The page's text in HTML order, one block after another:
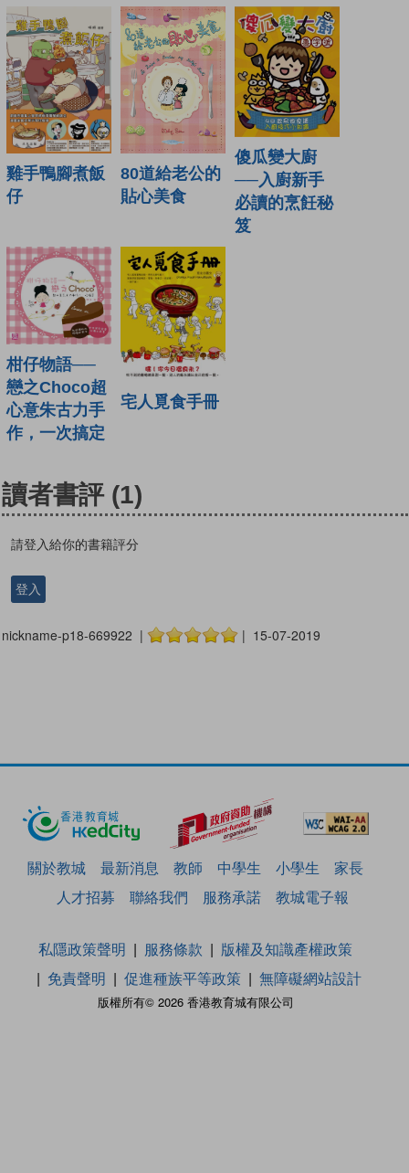
雞手鴨腳煮飯
仔
80道給老公的
貼心美食
傻瓜變大廚
──入廚新手
必讀的烹飪秘
笈
柑仔物語──
戀之Choco超
心意朱古力手
作，一次搞定
宅人覓食手冊
讀者書評 (1)
請登入給你的書籍評分
登入
nickname-p18-669922 | | 15-07-2019
關於教城 最新消息 教師 中學生 小學生
家長
人才招募
聯絡我們 服務承諾 教城電子報
版權所有© 2026 香港教育城有限公司
私隱政策聲明 服務條款
版權及知識產權政策
免責聲明
促進種族平等政策 無障礙網站設計